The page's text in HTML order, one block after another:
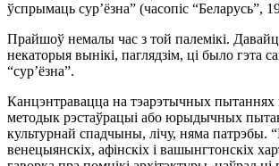
ўспрымаць сур’ёзна” (часопіс “Беларусь”,
Прайшоў немалы час з той палемікі.
некаторыя вынікі, паглядзім, ці было гэта
“сур’ёзна”.
Канцэнтравацца на тэарэтычных пытаннях
методык рэстаўрацыі або юрыдычных
культурнай спадчыны, лічу, няма патрэбы.
венецыянскіх, афінскіх і вашынгтонскіх